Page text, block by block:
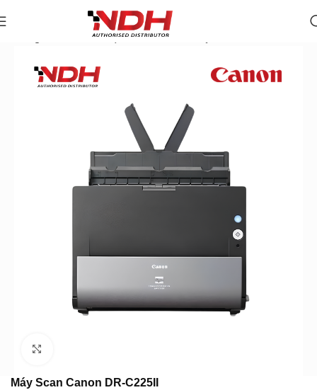
Danh Mục Sản Phẩm
Máy Scan Canon DR-C225II